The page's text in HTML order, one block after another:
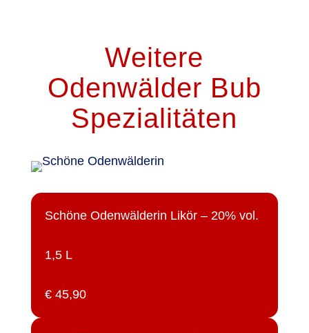
Weitere
Odenwälder Bub
Spezialitäten
Schöne Odenwälderin Likör – 20% vol.
1,5 L
€ 45,90